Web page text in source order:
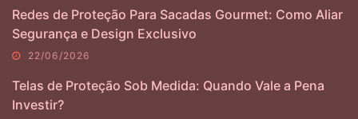
Redes de Proteção Para Sacadas Gourmet: Como Aliar
Segurança e Design Exclusivo
22/06/2026
Telas de Proteção Sob Medida: Quando Vale a Pena
Investir?